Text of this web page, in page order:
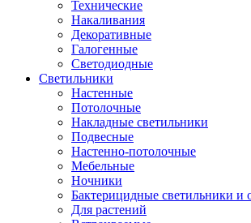
Технические
Накаливания
Декоративные
Галогенные
Светодиодные
Светильники
Настенные
Потолочные
Накладные светильники
Подвесные
Настенно-потолочные
Мебельные
Ночники
Бактерицидные светильники и
Для растений